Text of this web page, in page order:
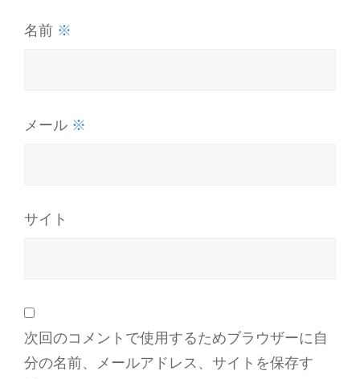
名前 ※
メール ※
サイト
次回のコメントで使用するためブラウザーに自
分の名前、メールアドレス、サイトを保存す